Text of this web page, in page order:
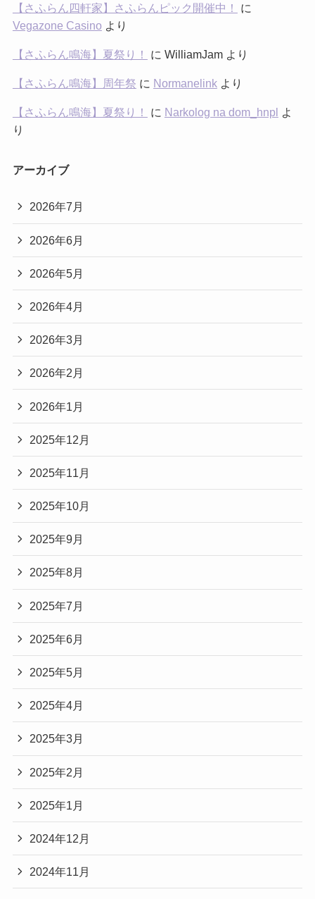
【さふらん四軒家】さふらんピック開催中！
に
Vegazone Casino より
【さふらん鳴海】夏祭り！ に WilliamJamより
【さふらん鳴海】周年祭 に Normanelinkより
【さふらん鳴海】夏祭り！ に Narkolog na dom_hnpl よ
り
アーカイブ
2026年7月
2026年6月
2026年5月
2026年4月
2026年3月
2026年2月
2026年1月
2025年12月
2025年11月
2025年10月
2025年9月
2025年8月
2025年7月
2025年6月
2025年5月
2025年4月
2025年3月
2025年2月
2025年1月
2024年12月
2024年11月